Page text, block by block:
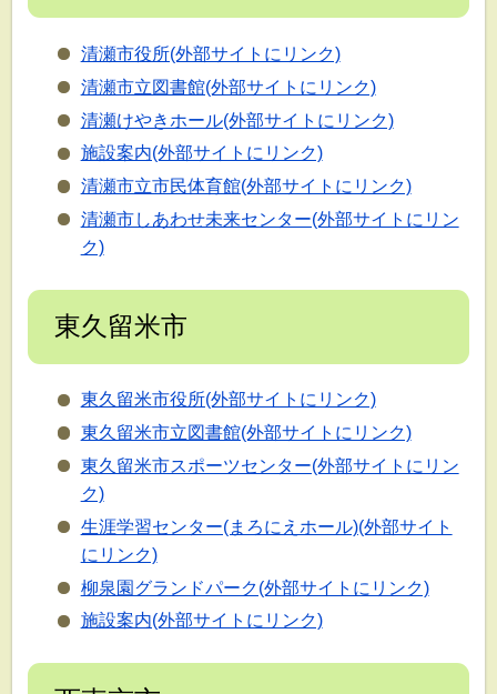
清瀬市役所(外部サイトにリンク)
清瀬市立図書館(外部サイトにリンク)
清瀬けやきホール(外部サイトにリンク)
施設案内(外部サイトにリンク)
清瀬市立市民体育館(外部サイトにリンク)
清瀬市しあわせ未来センター(外部サイトにリン
ク)
東久留米市
東久留米市役所(外部サイトにリンク)
東久留米市立図書館(外部サイトにリンク)
東久留米市スポーツセンター(外部サイトにリン
ク)
生涯学習センター(まろにえホール)(外部サイト
にリンク)
柳泉園グランドパーク(外部サイトにリンク)
施設案内(外部サイトにリンク)